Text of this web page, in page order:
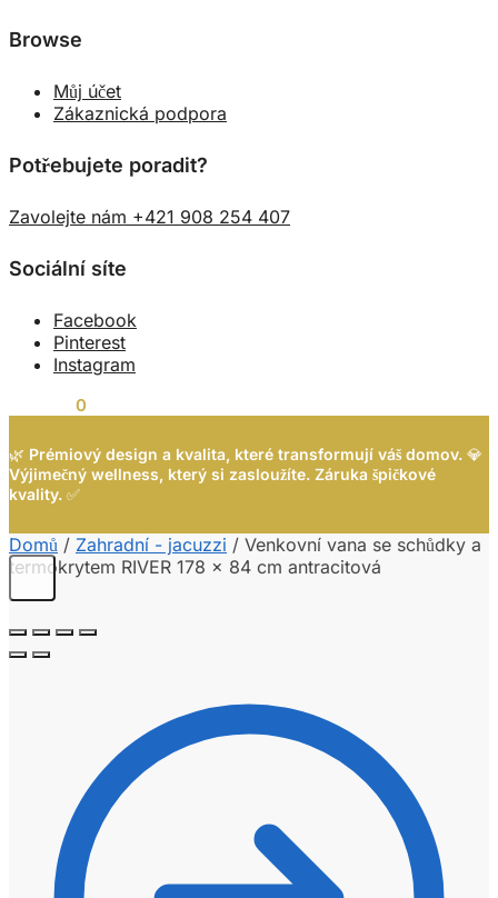
Browse
Můj účet
Zákaznická podpora
Potřebujete poradit?
Zavolejte nám +421 908 254 407
Sociální síte
Facebook
Pinterest
Instagram
0
🌿 Prémiový design a kvalita, které transformují váš domov. 💎
Výjimečný wellness, který si zasloužíte. Záruka špičkové
kvality. ✅
Domů / Zahradní - jacuzzi / Venkovní vana se schůdky a
termokrytem RIVER 178 x 84 cm antracitová